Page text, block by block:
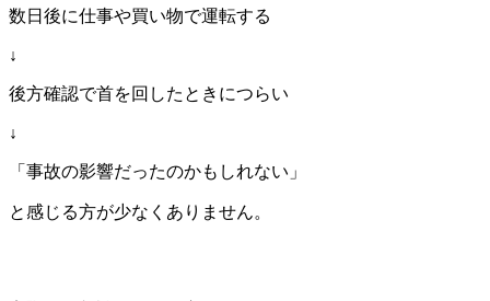
数日後に仕事や買い物で運転する
↓
後方確認で首を回したときにつらい
↓
「事故の影響だったのかもしれない」
と感じる方が少なくありません。